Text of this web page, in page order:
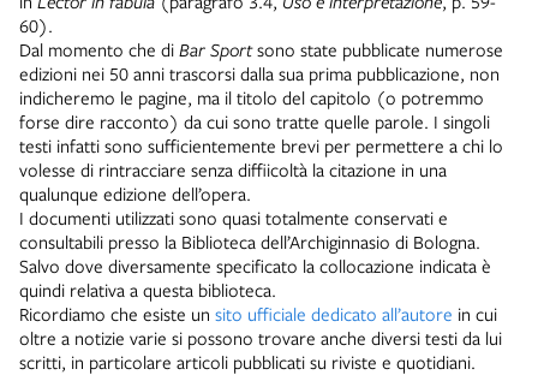
60).
Dal momento che di Bar Sportsono state pubblicate numerose
edizioni nei 50 anni trascorsi dalla sua prima pubblicazione, non
indicheremo le pagine, ma il titolo del capitolo (o potremmo
forse dire racconto) da cui sono tratte quelle parole. I singoli
testi infatti sono sufficientemente brevi per permettere a chi lo
volesse di rintracciare senza diffiicoltà la citazione in una
qualunque edizione dell’opera.
I documenti utilizzati sono quasi totalmente conservati e
consultabili presso la Biblioteca dell’Archiginnasio di Bologna.
Salvo dove diversamente specificato la collocazione indicata è
quindi relativa a questa biblioteca.
Ricordiamo che esiste un sito ufficiale dedicato all’autore in cui
oltre a notizie varie si possono trovare anche diversi testi da lui
scritti, in particolare articoli pubblicati su riviste e quotidiani.